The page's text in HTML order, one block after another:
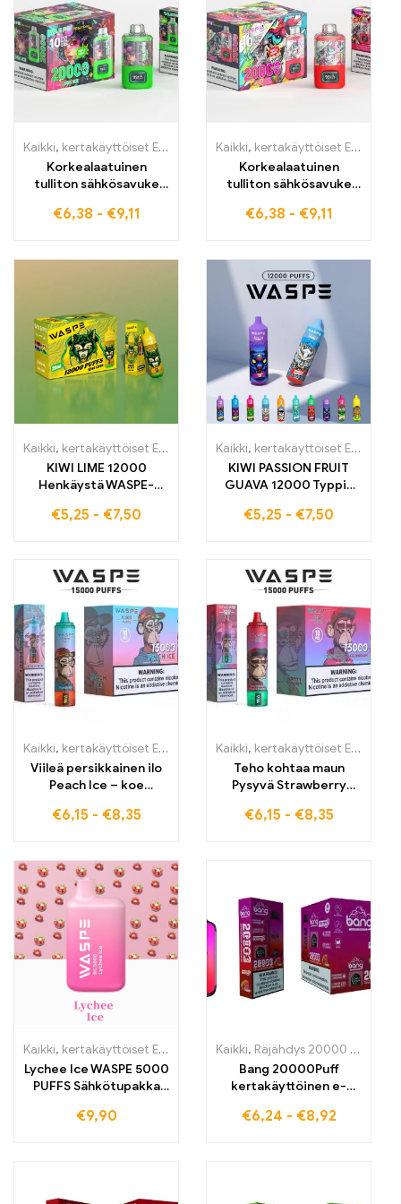
Kaikki, kertakäyttöiset E-savut
Kertakäyttöiset sähkötupakat
Korkealaatuinen
tulliton sähkösavuke
PUFFS Dual Mesh
€6,38 - €9,11
Kaikki, kertakäyttöiset E-savut
Korkealaatuinen
tulliton sähkösavuke
WATERMELON –
mansikalla ja
vesimelonilla WASPE
20000 PUFFS Dual
€6,38 - €9,11
Kaikki, kertakäyttöiset E-savut
Kertakäyttöiset sähkötupakat
KIWI LIME 12000
Henkäystä WASPE-
Korkealaatuinen E-
€5,25 - €7,50
Kaikki, kertakäyttöiset E-savut
KIWI PASSION FRUIT
GUAVA 12000 Typpiä
korkealaatuinen E-
€5,25 - €7,50
Kaikki, kertakäyttöiset E-savut
Kertakäyttöiset sähkötupakat
Viileä persikkainen ilo
Peach Ice – koe
savukkeiden premium-
WASPE 15000 PUFFS
€6,15 - €8,35
Kaikki, kertakäyttöiset E-savut
Teho kohtaa maun
Pysyvä Strawberry
ensiluokkaisella
€6,15 - €8,35
Kaikki, kertakäyttöiset E-savut
Kertakäyttöiset sähkötupakat
Lychee Ice WASPE 5000
PUFFS Sähkötupakka
tukkumyyntihinnoin –
€9,90
Kaikki, Räjähdys 20000 Henkäystä
Bang 20000Puff
kertakäyttöinen e-
täydellisen sekoituksen
€6,24 - €8,92